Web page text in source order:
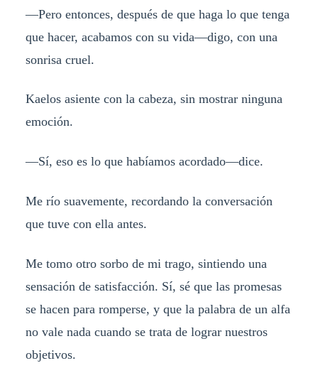
—Pero entonces, después de que haga lo que tenga
que hacer, acabamos con su vida—digo, con una
sonrisa cruel.
Kaelos asiente con la cabeza, sin mostrar ninguna
emoción.
—Sí, eso es lo que habíamos acordado—dice.
Me río suavemente, recordando la conversación
que tuve con ella antes.
Me tomo otro sorbo de mi trago, sintiendo una
sensación de satisfacción. Sí, sé que las promesas
se hacen para romperse, y que la palabra de un alfa
no vale nada cuando se trata de lograr nuestros
objetivos.